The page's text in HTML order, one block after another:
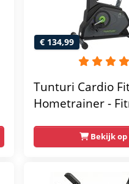
€ 134,99
Tunturi Cardio
Hometrainer -
Tablethouder -
Hartslagfunctie
transportwielen
Bekijk op